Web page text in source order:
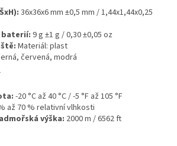
36x36x6 mm ±0,5 mm / 1,44х1,44х0,25
baterií: 9 g ±1 g / 0,30 ±0,05 oz
Materiál: plast
červená, modrá
-20 °C až 40 °C / -5 °F až 105 °F
až 70 % relativní vlhkosti
výška: 2000 m / 6562 ft